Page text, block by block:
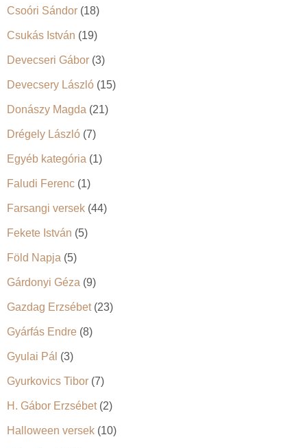
Csoóri Sándor (18)
Csukás István (19)
Devecseri Gábor (3)
Devecsery László (15)
Donászy Magda (21)
Drégely László (7)
Egyéb kategória (1)
Faludi Ferenc (1)
Farsangi versek (44)
Fekete István (5)
Föld Napja (5)
Gárdonyi Géza (9)
Gazdag Erzsébet(23)
Gyárfás Endre (8)
Gyulai Pál (3)
Gyurkovics Tibor (7)
H. Gábor Erzsébet(2)
Halloween versek (10)